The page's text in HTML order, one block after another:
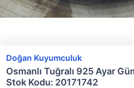
Doğan Kuyumculuk
Osmanlı Tuğralı 925 Ayar
Stok Kodu: 20171742